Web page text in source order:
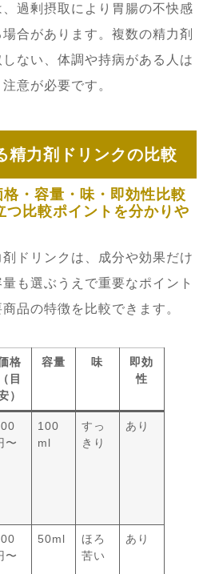
過剰摂取により胃腸の不快感
合があります。複数の精力剤
しない、体調や持病がある人は
意が必要です。
精力剤ドリンクの比較
・容量・味・即効性比較
つ比較ポイントを分かりや
ドリンクは、成分や効果だけ
も選ぶうえで重要なポイント
品の特徴を比較できます。
格
（目
）
容量 味
即効
性
〜
100
ml
すっ
きり
あり
〜
50ml
ほろ
苦い
あり